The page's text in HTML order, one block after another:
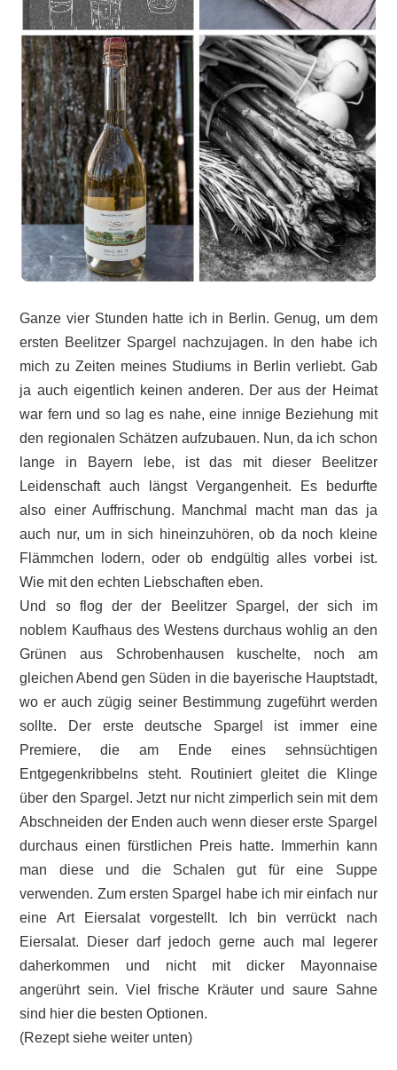
Ganze vier Stunden hatte ich in Berlin. Genug, um dem
ersten Beelitzer Spargel nachzujagen. In den habe ich
mich zu Zeiten meines Studiums in Berlin verliebt. Gab
ja auch eigentlich keinen anderen. Der aus der Heimat
war fern und so lag es nahe, eine innige Beziehung mit
den regionalen Schätzen aufzubauen. Nun, da ich schon
lange in Bayern lebe, ist das mit dieser Beelitzer
Leidenschaft auch längst Vergangenheit. Es bedurfte
also einer Auffrischung. Manchmal macht man das ja
auch nur, um in sich hineinzuhören, ob da noch kleine
Flämmchen lodern, oder ob endgültig alles vorbei ist.
Wie mit den echten Liebschaften eben.
Und so flog der der Beelitzer Spargel, der sich im
noblem Kaufhaus des Westens durchaus wohlig an den
Grünen aus Schrobenhausen kuschelte, noch am
gleichen Abend gen Süden in die bayerische Hauptstadt,
wo er auch zügig seiner Bestimmung zugeführt werden
sollte. Der erste deutsche Spargel ist immer eine
Premiere, die am Ende eines sehnsüchtigen
Entgegenkribbelns steht. Routiniert gleitet die Klinge
über den Spargel. Jetzt nur nicht zimperlich sein mit dem
Abschneiden der Enden auch wenn dieser erste Spargel
durchaus einen fürstlichen Preis hatte. Immerhin kann
man diese und die Schalen gut für eine Suppe
verwenden. Zum ersten Spargel habe ich mir einfach nur
eine Art Eiersalat vorgestellt. Ich bin verrückt nach
Eiersalat. Dieser darf jedoch gerne auch mal legerer
daherkommen und nicht mit dicker Mayonnaise
angerührt sein. Viel frische Kräuter und saure Sahne
sind hier die besten Optionen.
(Rezept siehe weiter unten)